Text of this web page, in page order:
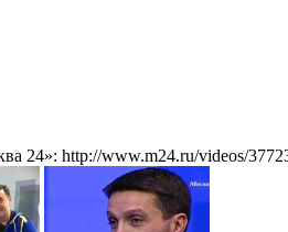
24»: http://www.m24.ru/videos/